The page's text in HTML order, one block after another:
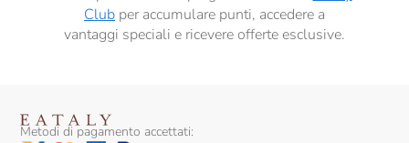
Clubper accumulare punti, accedere a
vantaggi speciali e ricevere offerte esclusive.
Metodi di pagamento accettati: